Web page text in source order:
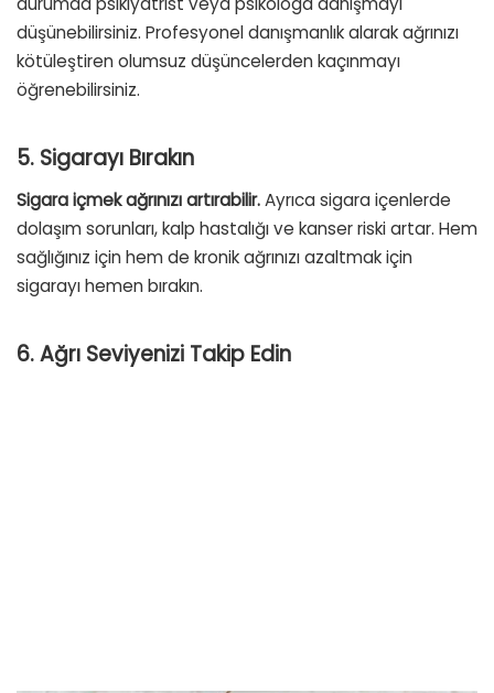
düşünebilirsiniz. Profesyonel danışmanlık alarak ağrınızı
kötüleştiren olumsuz düşüncelerden kaçınmayı
öğrenebilirsiniz.
5. Sigarayı Bırakın
Sigara içmek ağrınızı artırabilir.Ayrıca sigara içenlerde
dolaşım sorunları, kalp hastalığı ve kanser riski artar. Hem
sağlığınız için hem de kronik ağrınızı azaltmak için
sigarayı hemen bırakın.
6. Ağrı Seviyenizi Takip Edin